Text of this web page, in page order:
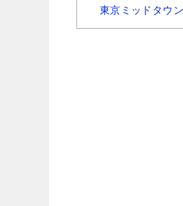
東京ミッドタウン